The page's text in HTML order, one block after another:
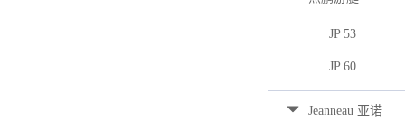
JP 53
JP 60
Jeanneau 亚诺